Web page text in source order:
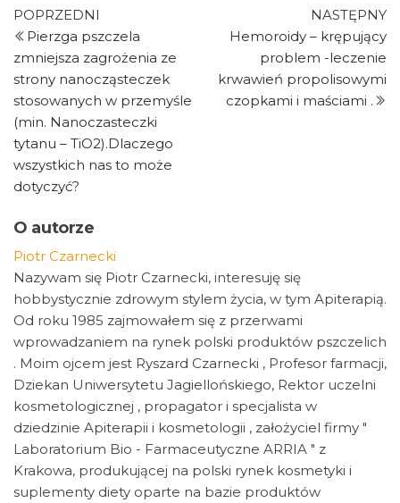
Nawigacja
wpisu
Poprzedni
wpis
POPRZEDNI
Pierzga pszczela
zmniejsza zagrożenia ze
strony nanocząsteczek
stosowanych w przemyśle
(min. Nanoczasteczki
tytanu – TiO2).Dlaczego
wszystkich nas to może
dotyczyć?
NASTĘPNY
Hemoroidy – krępujący
problem -leczenie
krwawień propolisowymi
czopkami i maściami .
O autorze
Piotr Czarnecki
Nazywam się Piotr Czarnecki, interesuję się
hobbystycznie zdrowym stylem życia, w tym Apiterapią.
Od roku 1985 zajmowałem się z przerwami
wprowadzaniem na rynek polski produktów pszczelich
. Moim ojcem jest Ryszard Czarnecki , Profesor farmacji,
Dziekan Uniwersytetu Jagiellońskiego, Rektor uczelni
kosmetologicznej , propagator i specjalista w
dziedzinie Apiterapii i kosmetologii , założyciel firmy "
Laboratorium Bio - Farmaceutyczne ARRIA " z
Krakowa, produkującej na polski rynek kosmetyki i
suplementy diety oparte na bazie produktów